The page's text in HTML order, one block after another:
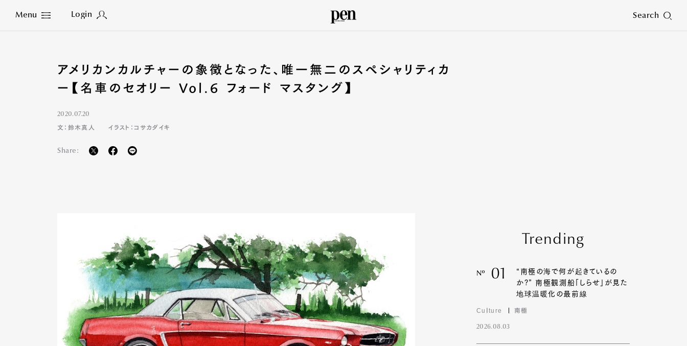
Menu Login Search
Close
アメリカンカルチャーの象徴となった、唯一無二のスペシャリティカ
ー【名車のセオリー Vol.6 フォード マスタング】
2020.07.20
文：鈴木真人 イラスト：コサカダイキ
Share:
Trending
Nº 01
“南極の海で何が起きているの
か?” 南極観測船「しらせ」が見た
地球温暖化の最前線
Culture 南極
2026.08.03